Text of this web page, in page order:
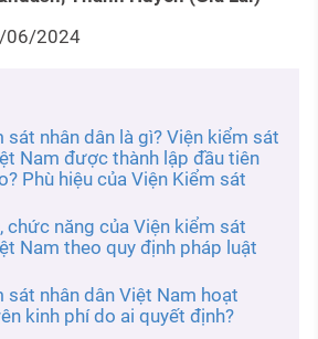
đầu
LÀM
06/2024
sát nhân dân là gì? Viện kiểm sát
Nam được thành lập đầu tiên
Phù hiệu của Viện Kiểm sát
chức năng của Viện kiểm sát
Nam theo quy định pháp luật
sát nhân dân Việt Nam hoạt
kinh phí do ai quyết định?